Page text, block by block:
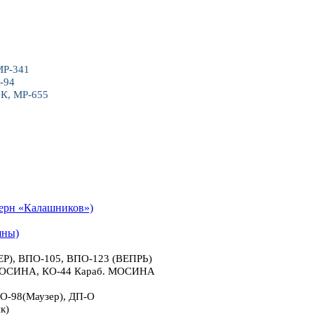
341
94
МР-655
«Калашников»)
ВПО-105, ВПО-123 (ВЕПРЬ)
КО-44 Караб. МОСИНА
98(Маузер), ДП-О